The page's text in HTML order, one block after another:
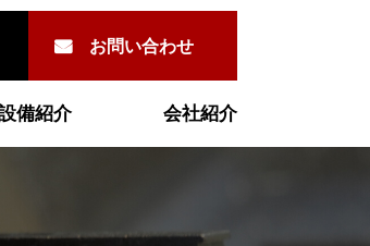
お問い合わせ
備紹介 会社紹介